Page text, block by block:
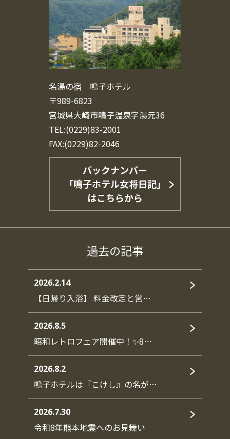
名湯の宿 鳴子ホテル
〒989-6823
宮城県大崎市鳴子温泉字湯元36
TEL:(0229)83-2001
FAX:(0229)82-2046
バックナンバー
「鳴子ホテル女将日記」
はこちらから
過去の記事
2026.2.14
【日帰り入浴】 料金改定と営…
2026.8.5
昭和レトロフェア開催中！✨8…
2026.8.2
鳴子ホテルは『こけし』の名が…
2026.7.30
令和8年熊本地震へのお見舞い